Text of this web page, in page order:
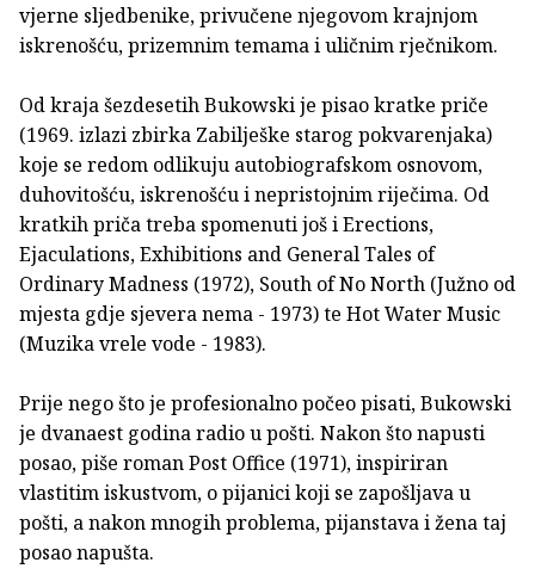
vjerne sljedbenike, privučene njegovom krajnjom
iskrenošću, prizemnim temama i uličnim rječnikom.
Od kraja šezdesetih Bukowski je pisao kratke priče
(1969. izlazi zbirka Zabilješke starog pokvarenjaka)
koje se redom odlikuju autobiografskom osnovom,
duhovitošću, iskrenošću i nepristojnim riječima. Od
kratkih priča treba spomenuti još i Erections,
Ejaculations, Exhibitions and General Tales of
Ordinary Madness (1972), South of No North (Južno od
mjesta gdje sjevera nema - 1973) te Hot Water Music
(Muzika vrele vode - 1983).
Prije nego što je profesionalno počeo pisati, Bukowski
je dvanaest godina radio u pošti. Nakon što napusti
posao, piše roman Post Office (1971), inspiriran
vlastitim iskustvom, o pijanici koji se zapošljava u
pošti, a nakon mnogih problema, pijanstava i žena taj
posao napušta.